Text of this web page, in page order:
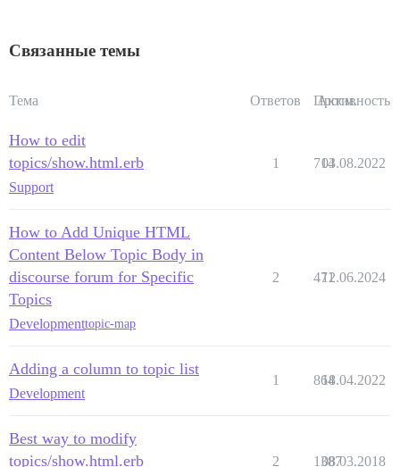
Связанные темы
Тема Ответов Просм.
Активность
How to edit
topics/show.html.erb
Support
1 714
03.08.2022
How to Add Unique HTML
Content Below Topic Body in
discourse forum for Specific
Topics
Developmenttopic-map
2 471
12.06.2024
Adding a column to topic list
Development
1 864
18.04.2022
Best way to modify
topics/show.html.erb
2 1387
08.03.2018